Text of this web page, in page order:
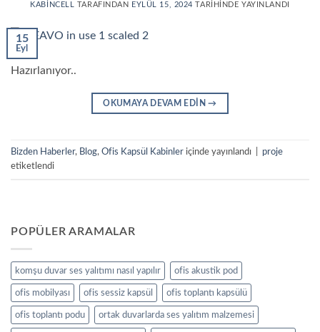
KABINCELL TARAFINDAN EYLÜL 15, 2024 TARIHINDE YAYINLANDI
15
Eyl
Hazırlanıyor..
OKUMAYA DEVAM EDIN→
Bizden Haberler, Blog, Ofis Kapsül Kabinler içinde yayınlandı
proje
etiketlendi
POPÜLER ARAMALAR
komşu duvar ses yalıtımı nasıl yapılır ofis akustik pod
ofis mobilyası ofis sessiz kapsül ofis toplantı kapsülü
ofis toplantı podu ortak duvarlarda ses yalıtım malzemesi